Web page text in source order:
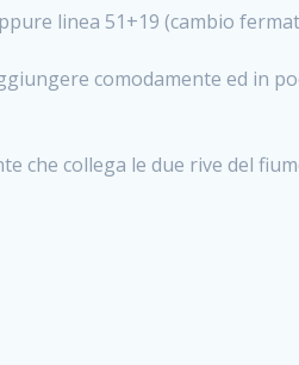
linea 51+19 (cambio
comodamente ed in
che collega le due rive del